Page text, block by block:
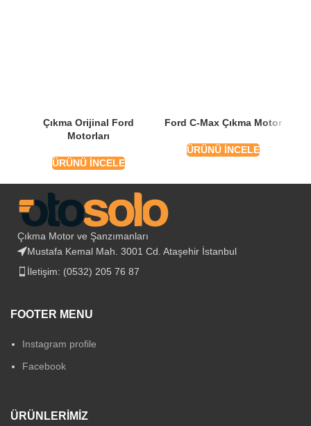
Çıkma Orijinal Ford
Motorları
ÜRÜNÜ İNCELE
Ford C-Max Çıkma Motor
ÜRÜNÜ İNCELE
Çıkma Motor ve Şanzımanları
Mustafa Kemal Mah. 3001 Cd. Ataşehir İstanbul
İletişim: (0532) 205 76 87
FOOTER MENU
Instagram profile
Facebook
ÜRÜNLERIMIZ